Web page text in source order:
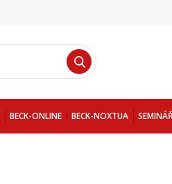
BECK-ONLINE BECK-NOXTUA